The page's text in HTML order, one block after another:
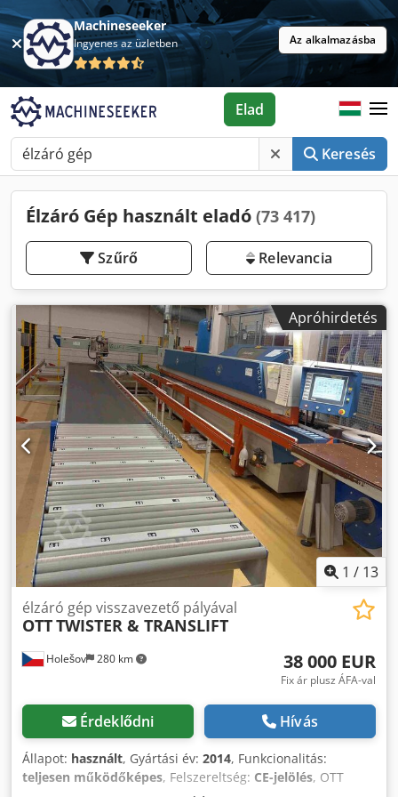
Machineseeker
Ingyenes az üzletben Az alkalmazásba
Keresés
Elad
Élzáró Gép használt eladó (73 417)
Szűrő Relevancia
Apróhirdetés
1 / 13
Holešov 280 km
élzáró gép visszavezető pályával
OTTTWISTER & TRANSLIFT
38 000 EUR
Fix ár plusz ÁFA-val
Érdeklődni Hívás
Állapot: használt, Gyártási év: 2014, Funkcionalitás:
teljesen működőképes, Felszereltség: CE-jelölés, OTT